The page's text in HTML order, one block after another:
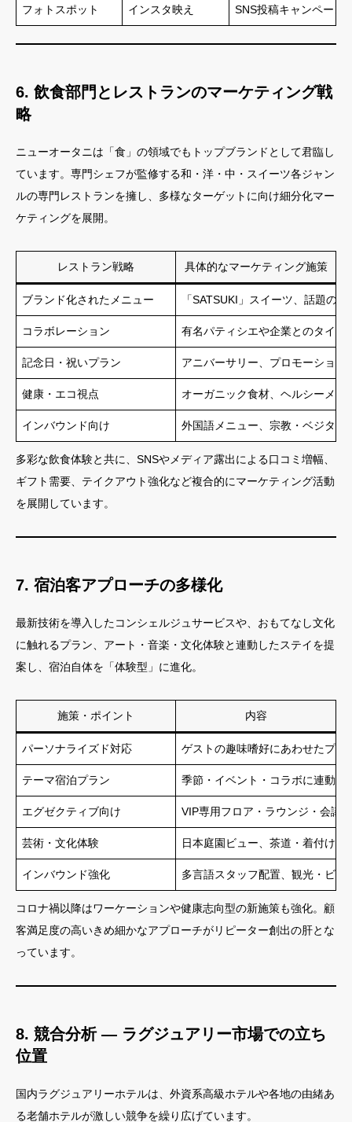
フォトスポット インスタ映え SNS投稿キャンペーン
6. 飲食部門とレストランのマーケティング戦
略
ニューオータニは「食」の領域でもトップブランドとして君臨し
ています。専門シェフが監修する和・洋・中・スイーツ各ジャン
ルの専門レストランを擁し、多様なターゲットに向け細分化マー
ケティングを展開。
レストラン戦略 具体的なマーケティング施策
ブランド化されたメニュー 「SATSUKI」スイーツ、話題の
コラボレーション 有名パティシエや企業とのタイア
記念日・祝いプラン アニバーサリー、プロモーション
健康・エコ視点 オーガニック食材、ヘルシーメニ
インバウンド向け 外国語メニュー、宗教・ベジタリ
多彩な飲食体験と共に、SNSやメディア露出による口コミ増幅、
ギフト需要、テイクアウト強化など複合的にマーケティング活動
を展開しています。
7. 宿泊客アプローチの多様化
最新技術を導入したコンシェルジュサービスや、おもてなし文化
に触れるプラン、アート・音楽・文化体験と連動したステイを提
案し、宿泊自体を「体験型」に進化。
施策・ポイント 内容
パーソナライズド対応 ゲストの趣味嗜好にあわせたプラ
テーマ宿泊プラン 季節・イベント・コラボに連動し
エグゼクティブ向け VIP専用フロア・ラウンジ・会議
芸術・文化体験 日本庭園ビュー、茶道・着付け等
インバウンド強化 多言語スタッフ配置、観光・ビジ
コロナ禍以降はワーケーションや健康志向型の新施策も強化。顧
客満足度の高いきめ細かなアプローチがリピーター創出の肝とな
っています。
8. 競合分析 ― ラグジュアリー市場での立ち
位置
国内ラグジュアリーホテルは、外資系高級ホテルや各地の由緒あ
る老舗ホテルが激しい競争を繰り広げています。